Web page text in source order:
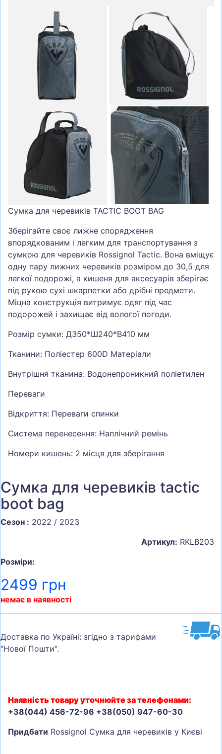
Сумка для черевиків TACTIC BOOT BAG
Зберігайте своє лижне спорядження
впорядкованим і легким для транспортування з
сумкою для черевиків Rossignol Tactic. Вона вміщує
одну пару лижних черевиків розміром до 30,5 для
легкої подорожі, а кишеня для аксесуарів зберігає
під рукою сухі шкарпетки або дрібні предмети.
Міцна конструкція витримує одяг під час
подорожей і захищає від вологої погоди.
Розмір сумки: Д350*Ш240*В410 мм
Тканини: Поліестер 600D Матеріали
Внутрішня тканина: Водонепроникний поліетилен
Переваги
Відкриття: Переваги спинки
Система перенесення: Наплічний ремінь
Номери кишень: 2 місця для зберігання
Сумка для черевиків tactic
boot bag
Сезон : 2022 / 2023
Артикул: RKLB203
Розміри:
2499 грн
немає в наявності
Доставка по Україні: згідно з тарифами
"Нової Пошти".
Наявність товару уточнюйте за телефонами:
+38(044) 456-72-96 +38(050) 947-60-30
Придбати Rossignol Сумка для черевиків у Києві